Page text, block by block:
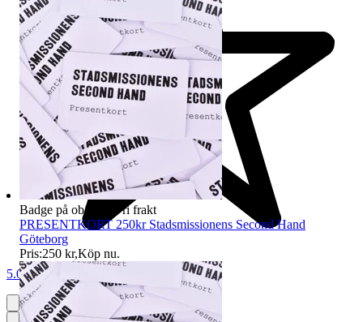
5.0
Badge på objektet:
Fri frakt
PRESENTKORT 250kr Stadsmissionens Second Hand
Göteborg
Pris:250 kr,Köp nu.